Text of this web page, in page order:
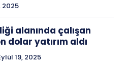
2025
alanında çalışan
dolar yatırım aldı
19, 2025